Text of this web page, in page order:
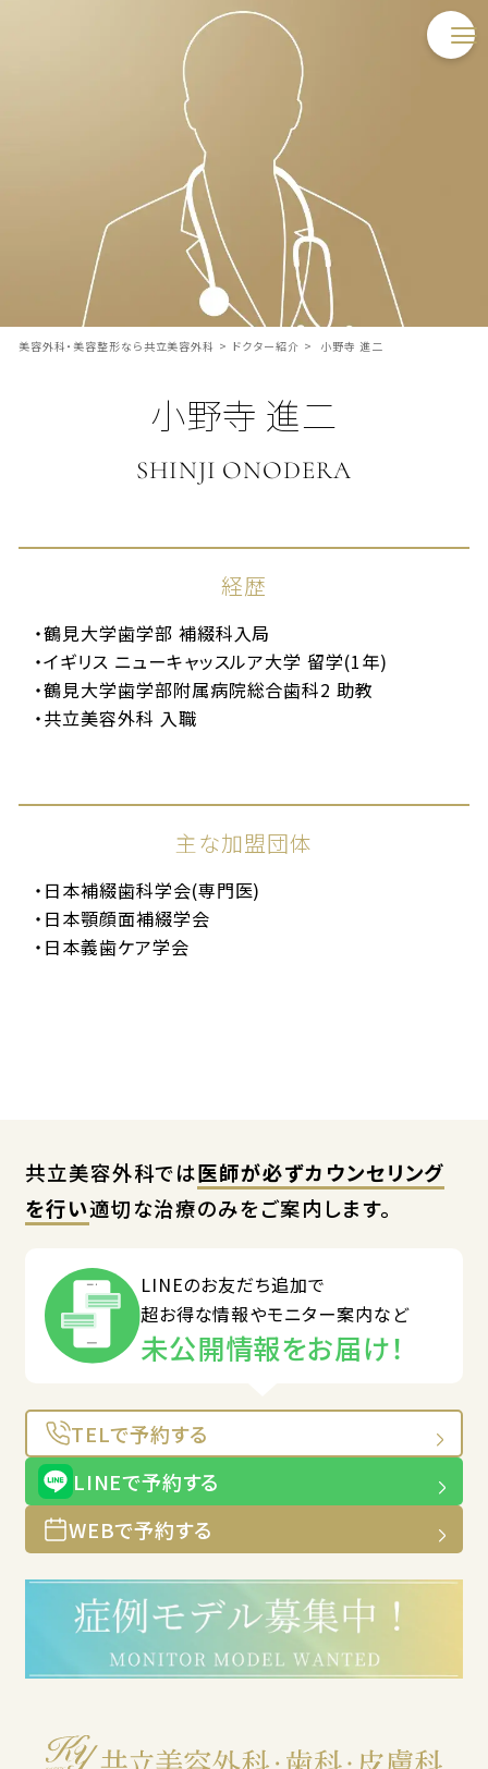
美容外科・美容整形なら共立美容外科 > ドクター紹介 > 小野寺 進二
小野寺 進二
SHINJI ONODERA
経歴
鶴見大学歯学部 補綴科入局
イギリス ニューキャッスルア大学 留学(1年)
鶴見大学歯学部附属病院総合歯科2 助教
共立美容外科 入職
主な加盟団体
日本補綴歯科学会(専門医)
日本顎顔面補綴学会
日本義歯ケア学会
共立美容外科では医師が必ずカウンセリング
を行い適切な治療のみをご案内します。
LINEのお友だち追加で
超お得な情報やモニター案内など
未公開情報をお届け！
TELで予約する
LINEで予約する
WEBで予約する